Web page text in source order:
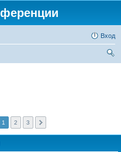
Вход
1 2 3